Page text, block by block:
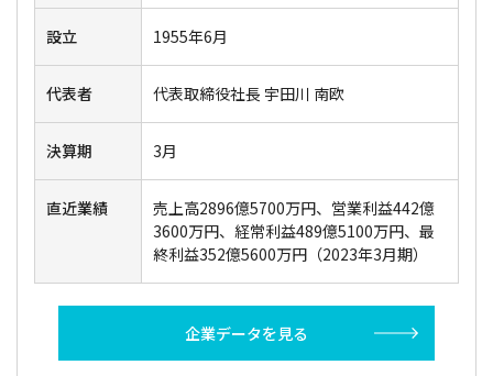
設立 1955年6月
代表者 代表取締役社長 宇田川 南欧
決算期 3月
直近業績
売上高2896億5700万円、営業利益442億
3600万円、経常利益489億5100万円、最
終利益352億5600万円（2023年3月期）
企業データを見る